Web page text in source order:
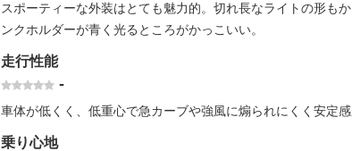
スポーティーな外装はとても魅力的。切れ長なライトの形も
ンクホルダーが青く光るところがかっこいい。
走行性能
-
車体が低くく、低重心で急カーブや強風に煽られにくく安定
乗り心地